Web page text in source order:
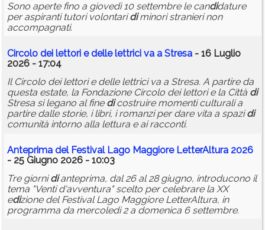
Sono aperte fino a giovedì 10 settembre le candidature
per aspiranti tutori volontaridiminori stranieri non
accompagnati.
Circolo dei lettori e delle lettrici va a Stresa - 16 Luglio
2026 - 17:04
Il Circolo dei lettori e delle lettrici va a Stresa. A partire da
questa estate, la Fondazione Circolo dei lettori e la Città di
Stresa si legano al fine dicostruire momenti culturali a
partire dalle storie, i libri, i romanzi per dare vita a spazidi
comunità intorno alla lettura e ai racconti.
Anteprima del Festival Lago Maggiore LetterAltura 2026
- 25 Giugno 2026 - 10:03
Tre giornidianteprima, dal 26 al 28 giugno, introducono il
tema "Venti d'avventura" scelto per celebrare la XX
edizione del Festival Lago Maggiore LetterAltura, in
programma da mercoledì 2 a domenica 6 settembre.